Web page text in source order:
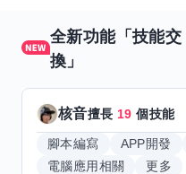
全新功能「技能交
換」
核音擅長 19 個技能
腳本編寫 APP開發
電腦應用相關
更多